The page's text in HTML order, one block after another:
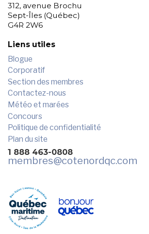
312, avenue Brochu
Sept-Îles (Québec)
G4R 2W6
Liens utiles
Blogue
Corporatif
Section des membres
Contactez-nous
Météo et marées
Concours
Politique de confidentialité
Plan du site
1 888 463-0808
membres@cotenordqc.com